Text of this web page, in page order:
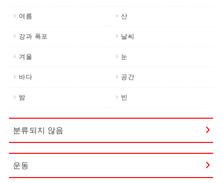
여름 산
강과 폭포 날씨
겨울 눈
바다 공간
밤 빈
분류되지 않음
운동